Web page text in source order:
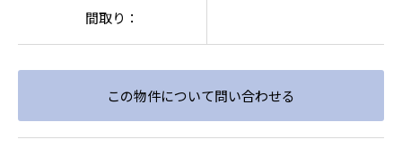
間取り：
この物件について問い合わせる